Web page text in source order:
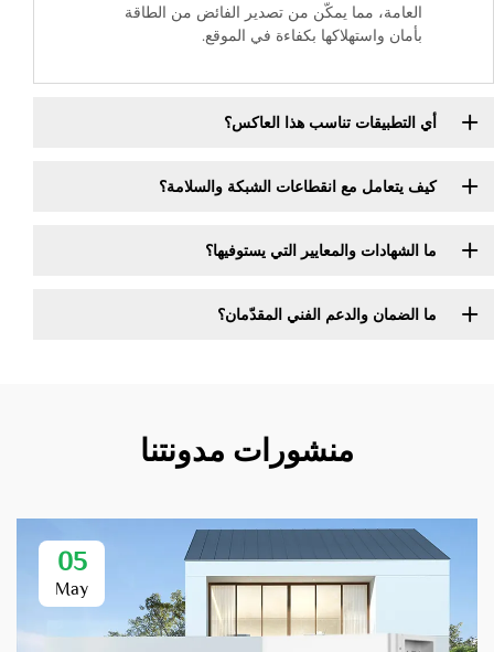
العامة، مما يمكّن من تصدير الفائض من الطاقة
بأمان واستهلاكها بكفاءة في الموقع.
أي التطبيقات تناسب هذا العاكس؟
كيف يتعامل مع انقطاعات الشبكة والسلامة؟
ما الشهادات والمعايير التي يستوفيها؟
ما الضمان والدعم الفني المقدّمان؟
منشورات مدونتنا
05
May